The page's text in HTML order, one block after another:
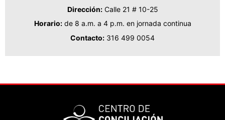
Dirección:Calle 21 # 10-25
Horario:de 8 a.m. a 4 p.m. en jornada continua
Contacto: 316 499 0054